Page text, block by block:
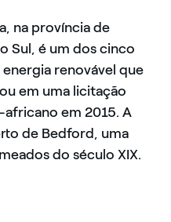
na província de
Sul, é um dos cinco
renovável que
em uma licitação
em 2015. A
de Bedford, uma
do século XIX.